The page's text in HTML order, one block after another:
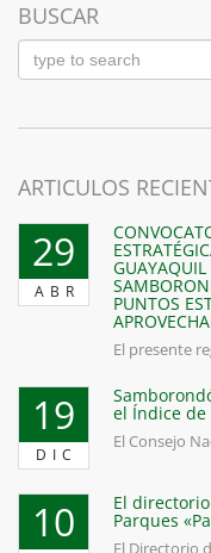
BUSCAR
ARTICULOS
29
ABR
PUNTOS
El presente
19
DIC
el Índice de
El Consejo
10 El
Parques
El Directorio